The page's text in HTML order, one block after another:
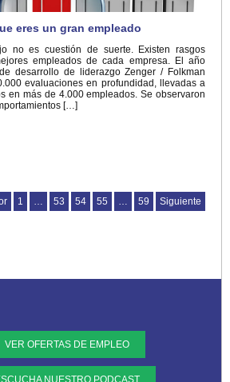
eres un gran empleado
no es cuestión de suerte. Existen rasgos
empleados de cada empresa. El año
desarrollo de liderazgo Zenger / Folkman
evaluaciones en profundidad, llevadas a
en más de 4.000 empleados. Se observaron
[…]
1 … 53 54 55 … 59 Siguiente
VER OFERTAS DE EMPLEO
NUESTRO PODCAST